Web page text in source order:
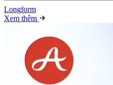
Longform
Xem thêm